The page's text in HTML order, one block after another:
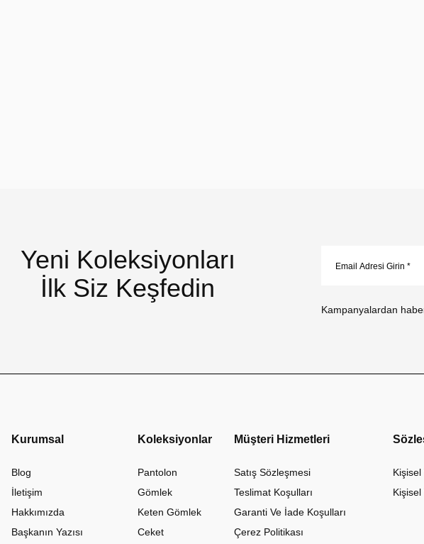
Yeni Koleksiyonları
İlk Siz Keşfedin
Kampanyalardan
Kurumsal
Blog
İletişim
Hakkımızda
Başkanın Yazısı
Koleksiyonlar
Pantolon
Gömlek
Keten Gömlek
Ceket
Müşteri Hizmetleri
Satış Sözleşmesi
Teslimat Koşulları
Garanti Ve İade Koşulları
Çerez Politikası